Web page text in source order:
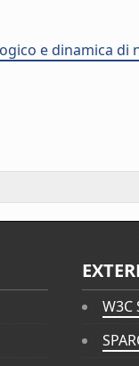
e dinamica
W3C